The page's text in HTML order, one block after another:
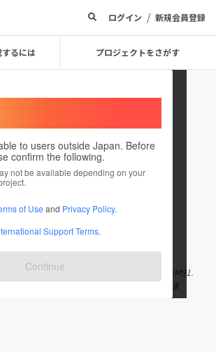
ログイン / 新規会員登録
るには プロジェクトをさがす
to users outside Japan. Before
confirm the following.
not be available depending on your
of Use and Privacy Policy.
Support Terms.
Continue
ラジオ関西
ロジェクトを投稿しています
：兵庫県
：兵庫県
ラジオ局、ラジオ関西です。 AM558KHz・FM91.
オ関西Podcastなどで各番組をお届けしていま